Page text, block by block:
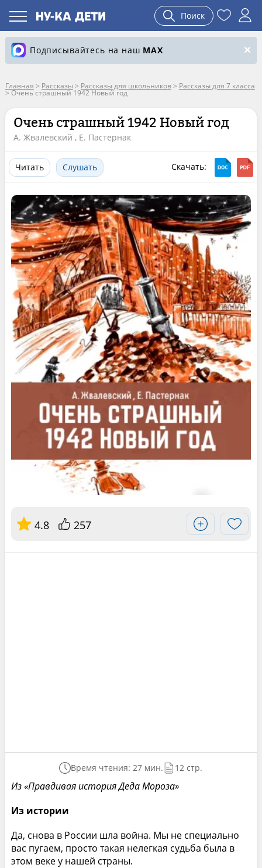
Поиск
Подписывайтесь на наш MAX
Главная > Рассказы > Рассказы для школьников> Рассказы для 7 класса
>Очень страшный 1942 Новый год
Очень страшный 1942 Новый год
А. Жвалевский , Е. Пастернак
Читать Слушать Скачать:
4.8 257
Время чтения: 27 мин. 12 стр.
Из «Правдивая история Деда Мороза»
Из истории
Да, снова в России шла война. Мы не специально
вас пугаем, просто такая нелегкая судьба была в
этом веке у нашей страны.